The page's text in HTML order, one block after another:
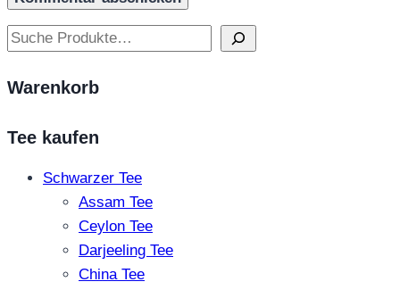
Suchen
Warenkorb
Tee kaufen
Schwarzer Tee
Assam Tee
Ceylon Tee
Darjeeling Tee
China Tee